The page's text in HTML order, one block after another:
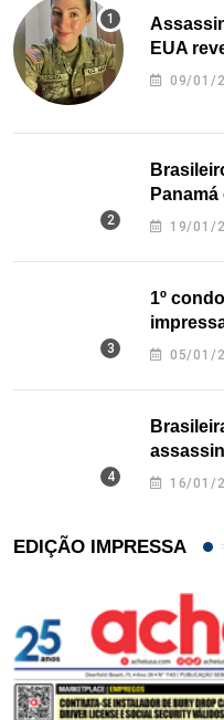
EUA
09/01/
nos EUA
19/01/
1º
Texas
05/01/
16/01/
EDIÇÃO IMPRESSA